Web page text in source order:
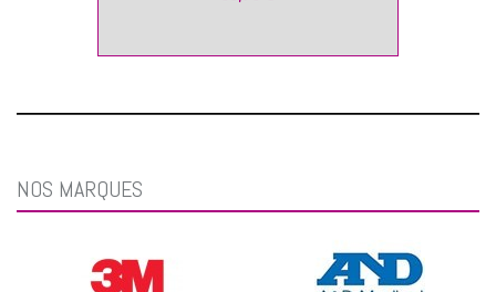
NOS MARQUES